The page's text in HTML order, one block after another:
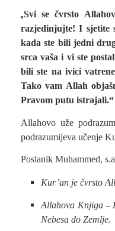
„Svi se čvrsto
razjedinjujte! I sjetite
kada ste bili jedni
srca vaša i vi ste
bili ste na ivici
Tako vam Allah
Pravom putu
Allahovo uže
podrazumijeva učenje
Poslanik Muhammed,
Kur’an je čvrsto
Allahova Knjiga –
Nebesa do Zemlje.